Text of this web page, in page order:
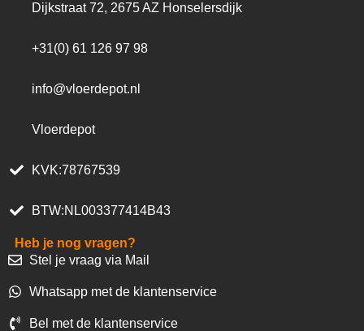
Dijkstraat 72, 2675 AZ Honselersdijk
+31(0) 61 126 97 98
info@vloerdepot.nl
Vloerdepot
KVK:78767539
BTW:NL003377414B43
Heb je nog vragen?
Stel je vraag via Mail
Whatsapp met de klantenservice
Bel met de klantenservice